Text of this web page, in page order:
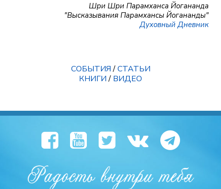
Шри Шри Парамханса Йогананда
"Высказывания Парамхансы Йогананды"
Духовный Дневник
СОБЫТИЯ/СТАТЬИ
КНИГИ/ ВИДЕО